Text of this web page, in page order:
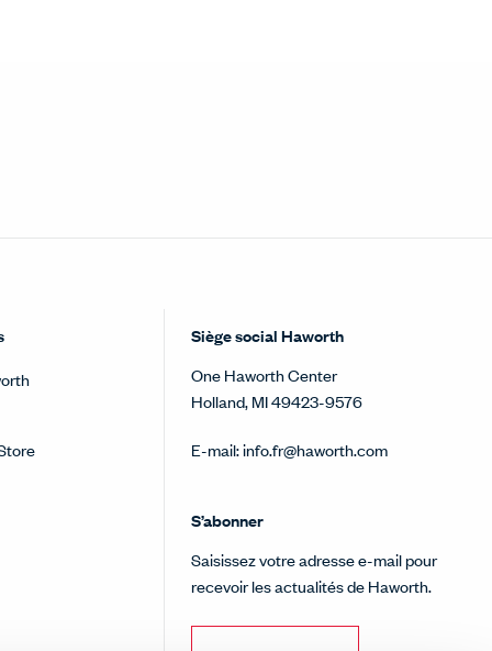
Siège social Haworth
One Haworth Center
Holland, MI 49423-9576
E-mail:info.fr@haworth.com
S’abonner
Saisissez votre adresse e-mail pour
recevoir les actualités de Haworth.